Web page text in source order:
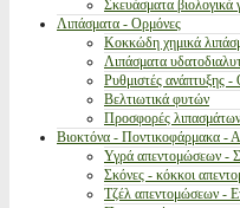
Σκευάσματα βιολογικά
Λιπάσματα - Ορμόνες
Κοκκώδη χημικά
Λιπάσματα
Ρυθμιστές ανάπτυξης -
Βελτιωτικά φυτών
Προσφορές λιπασμάτων
Βιοκτόνα - Ποντικοφάρμακα -
Υγρά απεντομώσεων -
Σκόνες - κόκκοι
Τζέλ απεντομώσεων -